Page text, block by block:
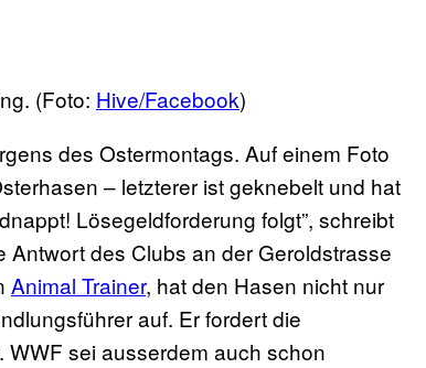
(Foto: Hive/Facebook)
des Ostermontags. Auf einem Foto
– letzterer ist geknebelt und hat
Lösegeldforderung folgt”, schreibt
Antwort des Clubs an der Geroldstrasse
Animal Trainer, hat den Hasen nicht nur
auf. Er fordert die
WWF sei ausserdem auch schon